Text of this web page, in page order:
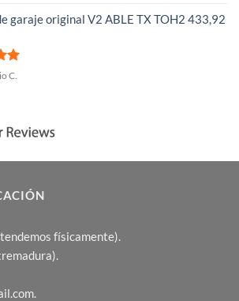
garaje original V2 ABLE TX TOH2 433,92
C.
físicamente).